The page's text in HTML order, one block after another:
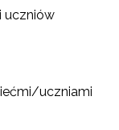
uczniów
uczniami